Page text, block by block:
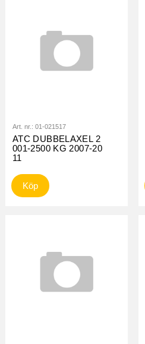
Art. nr.: 01-021517
ATC DUBBELAXEL 2
001-2500 KG 2007-20
11
Köp